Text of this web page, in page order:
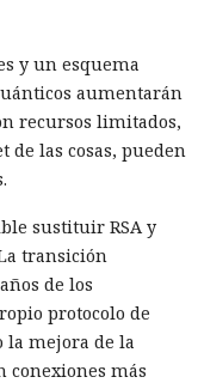
y un esquema
aumentarán
recursos limitados,
las cosas, pueden
sustituir RSA y
transición
de los
protocolo de
la mejora de la
conexiones más